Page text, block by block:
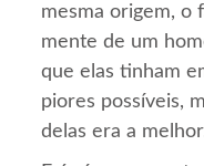
mesma origem, o
mente de um
que elas tinham
piores possíveis,
delas era a